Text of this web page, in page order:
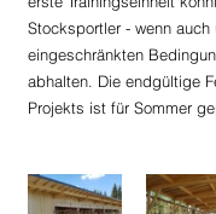
Stocksportler - wenn auch
eingeschränkten
abhalten. Die endgültige
Projekts ist für Sommer